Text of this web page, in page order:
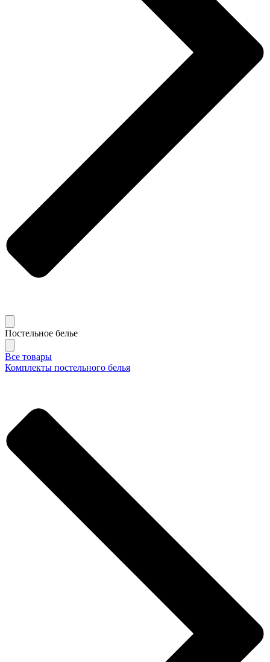
Постельное белье
Все товары
Комплекты постельного белья